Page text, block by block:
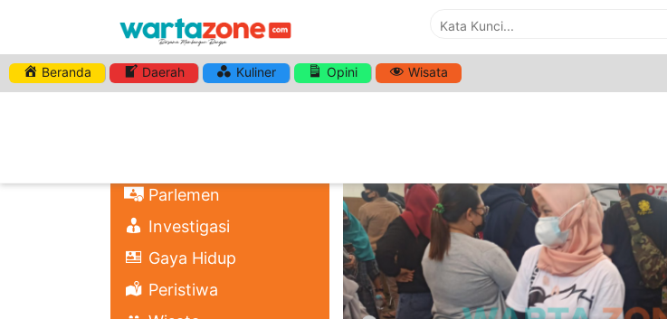
Beranda Daerah Kuliner Opini Wisata
Parlemen
Investigasi
Gaya Hidup
Peristiwa
HASHTAG:MASA PPKM DARURAT KOTA BATU